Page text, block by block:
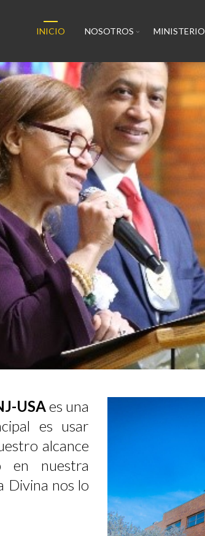
INICIO NOSOTROS MINISTERIO
USAes una
es usar
alcance
nuestra
Divina nos lo